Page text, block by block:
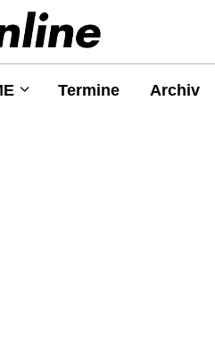
Termine Archiv